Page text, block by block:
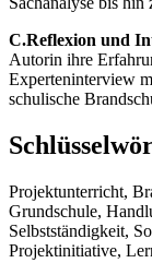
C.Reflexion und
Autorin ihre
Experteninterview
schulische
Projektunterricht,
Grundschule,
Selbstständigkeit,
Projektinitiative,